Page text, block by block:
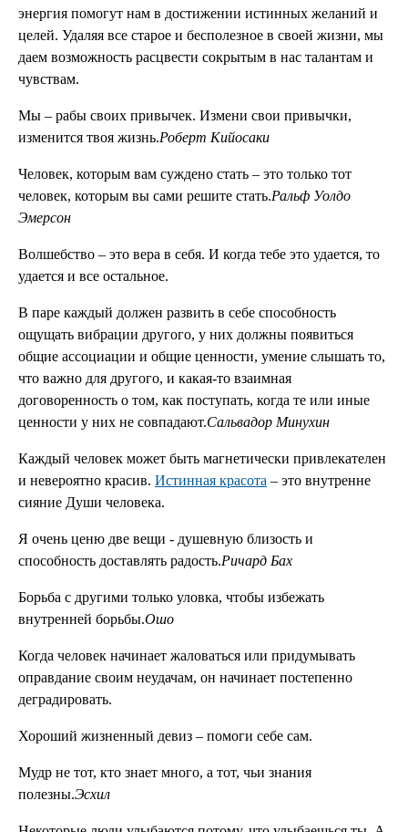
энергия помогут нам в достижении истинных желаний и
целей. Удаляя все старое и бесполезное в своей жизни, мы
даем возможность расцвести сокрытым в нас талантам и
чувствам.
Мы – рабы своих привычек. Измени свои привычки,
изменится твоя жизнь.Роберт Кийосаки
Человек, которым вам суждено стать – это только тот
человек, которым вы сами решите стать.Ральф Уолдо
Эмерсон
Волшебство – это вера в себя. И когда тебе это удается, то
удается и все остальное.
В паре каждый должен развить в себе способность
ощущать вибрации другого, у них должны появиться
общие ассоциации и общие ценности, умение слышать то,
что важно для другого, и какая-то взаимная
договоренность о том, как поступать, когда те или иные
ценности у них не совпадают.Сальвадор Минухин
Каждый человек может быть магнетически привлекателен
и невероятно красив. Истинная красота – это внутренне
сияние Души человека.
Я очень ценю две вещи - душевную близость и
способность доставлять радость.Ричард Бах
Борьба с другими только уловка, чтобы избежать
внутренней борьбы.Ошо
Когда человек начинает жаловаться или придумывать
оправдание своим неудачам, он начинает постепенно
деградировать.
Хороший жизненный девиз – помоги себе сам.
Мудр не тот, кто знает много, а тот, чьи знания
полезны.Эсхил